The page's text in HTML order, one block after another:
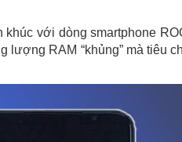
với dòng smartphone
lượng RAM “khủng” mà tiêu